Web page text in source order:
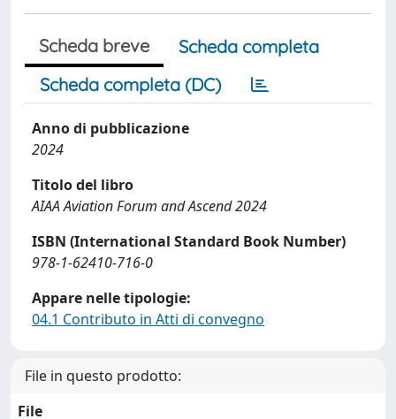
Scheda breve
Scheda completa
Scheda completa (DC)
Anno di pubblicazione
2024
Titolo del libro
AIAA Aviation Forum and Ascend 2024
ISBN (International Standard Book Number)
978-1-62410-716-0
Appare nelle tipologie:
04.1 Contributo in Atti di convegno
File in questo prodotto:
File